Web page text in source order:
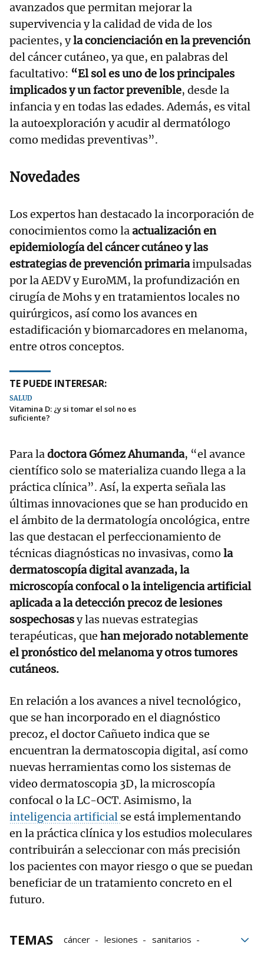
avanzados que permitan mejorar la
supervivencia y la calidad de vida de los
pacientes, yla concienciación en la prevención
del cáncer cutáneo, ya que, en palabras del
facultativo: “El sol es uno de los principales
implicados y un factor prevenible, desde la
infancia y en todas las edades. Además, es vital
la autoexploración y acudir al dermatólogo
como medidas preventivas”.
Novedades
Los expertos han destacado la incorporación de
conocimientos como laactualización en
epidemiología del cáncer cutáneo y las
estrategias de prevención primariaimpulsadas
por la AEDV y EuroMM, la profundización en
cirugía de Mohs y en tratamientos locales no
quirúrgicos, así como los avances en
estadificación y biomarcadores en melanoma,
entre otros conceptos.
TE PUEDE INTERESAR:
SALUD
Vitamina D: ¿y si tomar el sol no es
suficiente?
Para ladoctora Gómez Ahumanda, “el avance
científico solo se materializa cuando llega a la
práctica clínica”. Así, la experta señala las
últimas innovaciones que se han producido en
el ámbito de la dermatología oncológica, entre
las que destacan el perfeccionamiento de
técnicas diagnósticas no invasivas, como la
dermatoscopía digital avanzada, la
microscopía confocal o la inteligencia artificial
aplicada a la detección precoz de lesiones
sospechosasy las nuevas estrategias
terapéuticas, que han mejorado notablemente
el pronóstico del melanoma y otros tumores
cutáneos.
En relación a los avances a nivel tecnológico,
que se han incorporado en el diagnóstico
precoz, el doctor Cañueto indica que se
encuentran la dermatoscopia digital, así como
nuevas herramientas como los sistemas de
video dermatoscopia 3D, la microscopía
confocal o la LC-OCT. Asimismo, la
inteligencia artificial se está implementando
en la práctica clínica y los estudios moleculares
contribuirán a seleccionar con más precisión
los pacientes con mayor riesgo o que se puedan
beneficiar de un tratamiento concreto en el
futuro.
TEMAS cáncer lesiones
sanitarios